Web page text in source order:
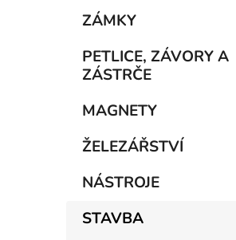
ZÁMKY
PETLICE, ZÁVORY A
ZÁSTRČE
MAGNETY
ŽELEZÁŘSTVÍ
NÁSTROJE
STAVBA